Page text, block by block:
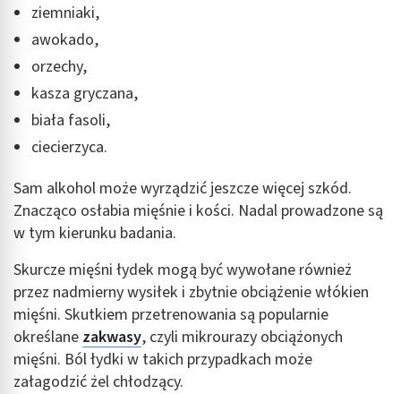
ziemniaki,
awokado,
orzechy,
kasza gryczana,
biała fasoli,
ciecierzyca.
Sam alkohol może wyrządzić jeszcze więcej szkód.
Znacząco osłabia mięśnie i kości. Nadal prowadzone są
w tym kierunku badania.
Skurcze mięśni łydek mogą być wywołane również
przez nadmierny wysiłek i zbytnie obciążenie włókien
mięśni. Skutkiem przetrenowania są popularnie
określane zakwasy, czyli mikrourazy obciążonych
mięśni. Ból łydki w takich przypadkach może
załagodzić żel chłodzący.